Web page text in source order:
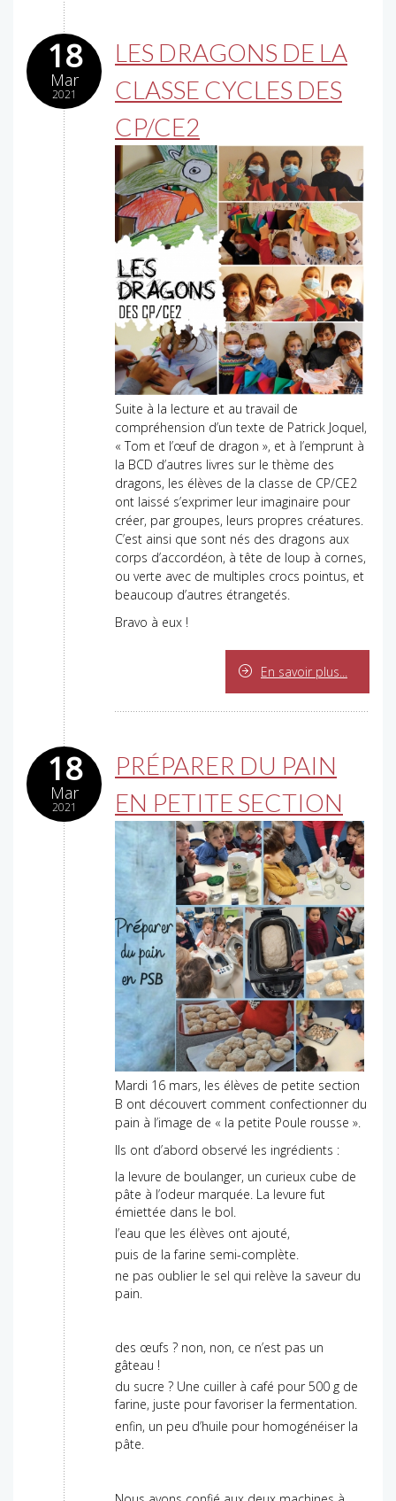
18
Mar
2021
LES DRAGONS DE LA
CLASSE CYCLES DES
CP/CE2
Suite à la lecture et au travail de
compréhension d’un texte de Patrick Joquel,
« Tom et l’œuf de dragon », et à l’emprunt à
la BCD d’autres livres sur le thème des
dragons, les élèves de la classe de CP/CE2
ont laissé s’exprimer leur imaginaire pour
créer, par groupes, leurs propres créatures.
C’est ainsi que sont nés des dragons aux
corps d’accordéon, à tête de loup à cornes,
ou verte avec de multiples crocs pointus, et
beaucoup d’autres étrangetés.
Bravo à eux !
En savoir plus...
18
Mar
2021
PRÉPARER DU PAIN
EN PETITE SECTION
Mardi 16 mars, les élèves de petite section
B ont découvert comment confectionner du
pain à l’image de « la petite Poule rousse ».
Ils ont d’abord observé les ingrédients :
la levure de boulanger, un curieux cube de
pâte à l’odeur marquée. La levure fut
émiettée dans le bol.
l’eau que les élèves ont ajouté,
puis de la farine semi-complète.
ne pas oublier le sel qui relève la saveur du
pain.
des œufs ? non, non, ce n’est pas un
gâteau !
du sucre ? Une cuiller à café pour 500 g de
farine, juste pour favoriser la fermentation.
enfin, un peu d’huile pour homogénéiser la
pâte.